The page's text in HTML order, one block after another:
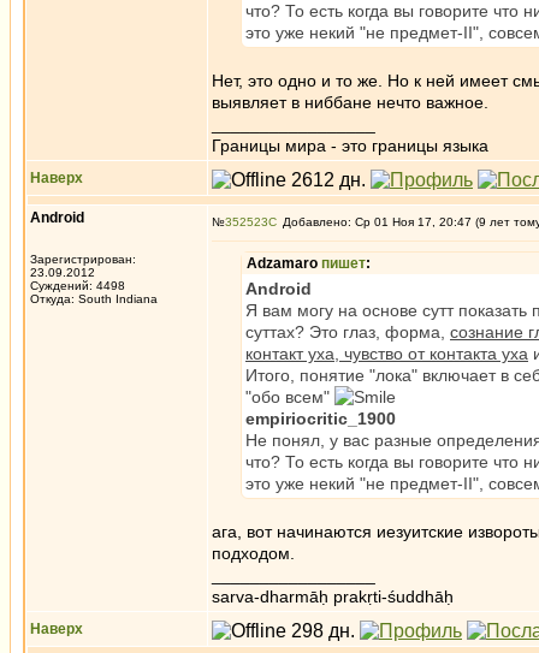
что? То есть когда вы говорите что
это уже некий "не предмет-II",
Нет, это одно и то же. Но к ней имеет
выявляет в ниббане нечто важное.
Границы мира - это границы языка
Наверх
Android
Зарегистрирован:
23.09.2012
Суждений: 4498
Откуда: South Indiana
№352523 Добавлено: Ср 01 Ноя 17, 20:47 (9 лет
Adzamaro пишет:
Android
Я вам могу на основе сутт
суттах? Это глаз, форма, сознание
контакт уха, чувство от контакта уха
Итого, понятие "лока" включает в
"обо всем"
empiriocritic_1900
Не понял, у вас разные
что? То есть когда вы говорите что
это уже некий "не предмет-II",
ага, вот начинаются иезуитские
подходом.
sarva-dharmāḥ prakṛti-śuddhāḥ
Наверх